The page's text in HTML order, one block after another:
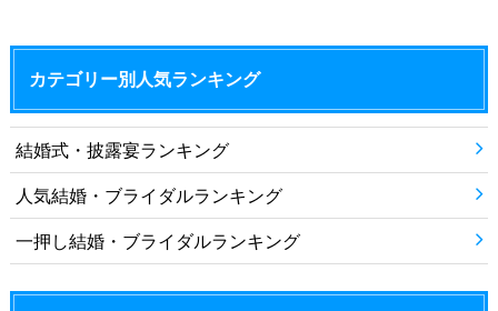
カテゴリー別人気ランキング
結婚式・披露宴ランキング
人気結婚・ブライダルランキング
一押し結婚・ブライダルランキング